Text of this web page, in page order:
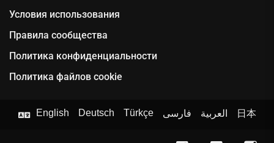
Условия использования
Правила сообщества
Политика конфиденциальности
Политика файлов cookie
English Deutsch Türkçe فارسی العربية 日本